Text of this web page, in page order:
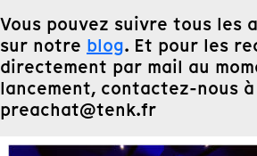
Vous pouvez suivre tous les
sur notre blog. Et pour les
directement par mail au
lancement, contactez-nous à
preachat@tenk.fr